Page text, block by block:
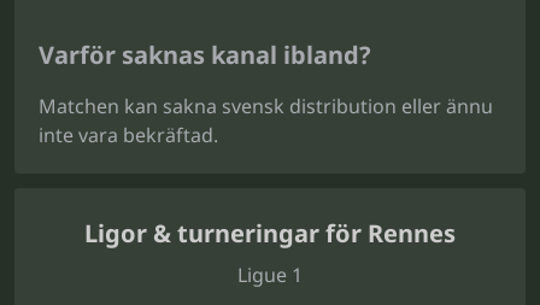
Varför saknas kanal ibland?
Matchen kan sakna svensk distribution eller ännu
inte vara bekräftad.
Ligor & turneringar för Rennes
Ligue 1